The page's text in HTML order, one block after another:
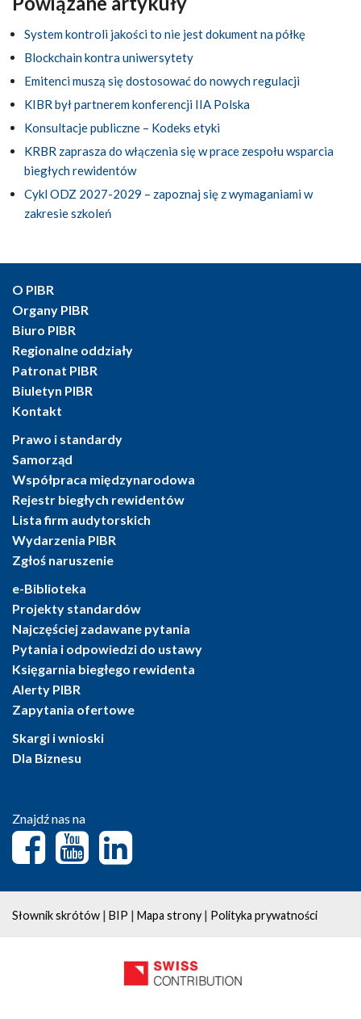
System kontroli jakości to nie jest dokument na półkę
Blockchain kontra uniwersytety
Emitenci muszą się dostosować do nowych regulacji
KIBR był partnerem konferencji IIA Polska
Konsultacje publiczne – Kodeks etyki
KRBR zaprasza do włączenia się w prace zespołu wsparcia
biegłych rewidentów
Cykl ODZ 2027-2029 – zapoznaj się z wymaganiami w
zakresie szkoleń
O PIBR
Organy PIBR
Biuro PIBR
Regionalne oddziały
Patronat PIBR
Biuletyn PIBR
Kontakt
Prawo i standardy
Samorząd
Współpraca międzynarodowa
Rejestr biegłych rewidentów
Lista firm audytorskich
Wydarzenia PIBR
Zgłoś naruszenie
e-Biblioteka
Projekty standardów
Najczęściej zadawane pytania
Pytania i odpowiedzi do ustawy
Księgarnia biegłego rewidenta
Alerty PIBR
Zapytania ofertowe
Skargi i wnioski
Dla Biznesu
Znajdź nas na
Słownik skrótów | BIP | Mapa strony | Polityka prywatności